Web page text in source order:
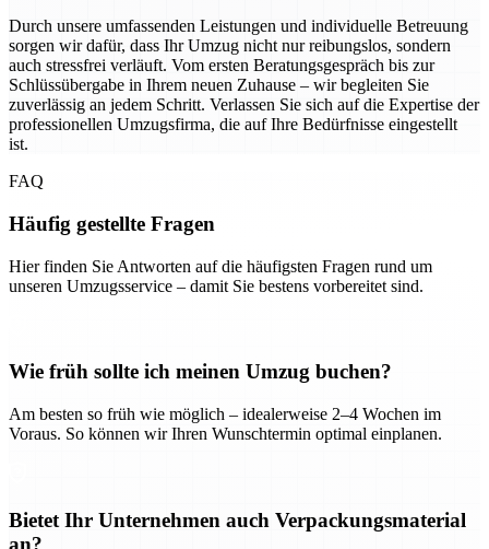
Durch unsere umfassenden Leistungen und individuelle Betreuung
sorgen wir dafür, dass Ihr Umzug nicht nur reibungslos, sondern
auch stressfrei verläuft. Vom ersten Beratungsgespräch bis zur
Schlüssübergabe in Ihrem neuen Zuhause – wir begleiten Sie
zuverlässig an jedem Schritt. Verlassen Sie sich auf die Expertise der
professionellen Umzugsfirma, die auf Ihre Bedürfnisse eingestellt
ist.
FAQ
Häufig gestellte Fragen
Hier finden Sie Antworten auf die häufigsten Fragen rund um
unseren Umzugsservice – damit Sie bestens vorbereitet sind.
Wie früh sollte ich meinen Umzug buchen?
Am besten so früh wie möglich – idealerweise 2–4 Wochen im
Voraus. So können wir Ihren Wunschtermin optimal einplanen.
Bietet Ihr Unternehmen auch Verpackungsmaterial
an?